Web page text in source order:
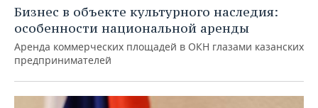
Бизнес в объекте культурного наследия:
особенности национальной аренды
Аренда коммерческих площадей в ОКН глазами казанских
предпринимателей